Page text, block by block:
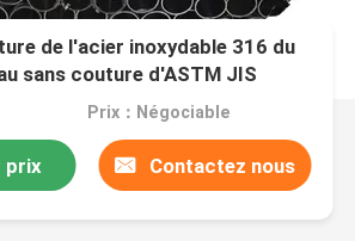
de l'acier inoxydable 316 du
sans couture d'ASTM JIS
Prix：Négociable
prix Contactez nous